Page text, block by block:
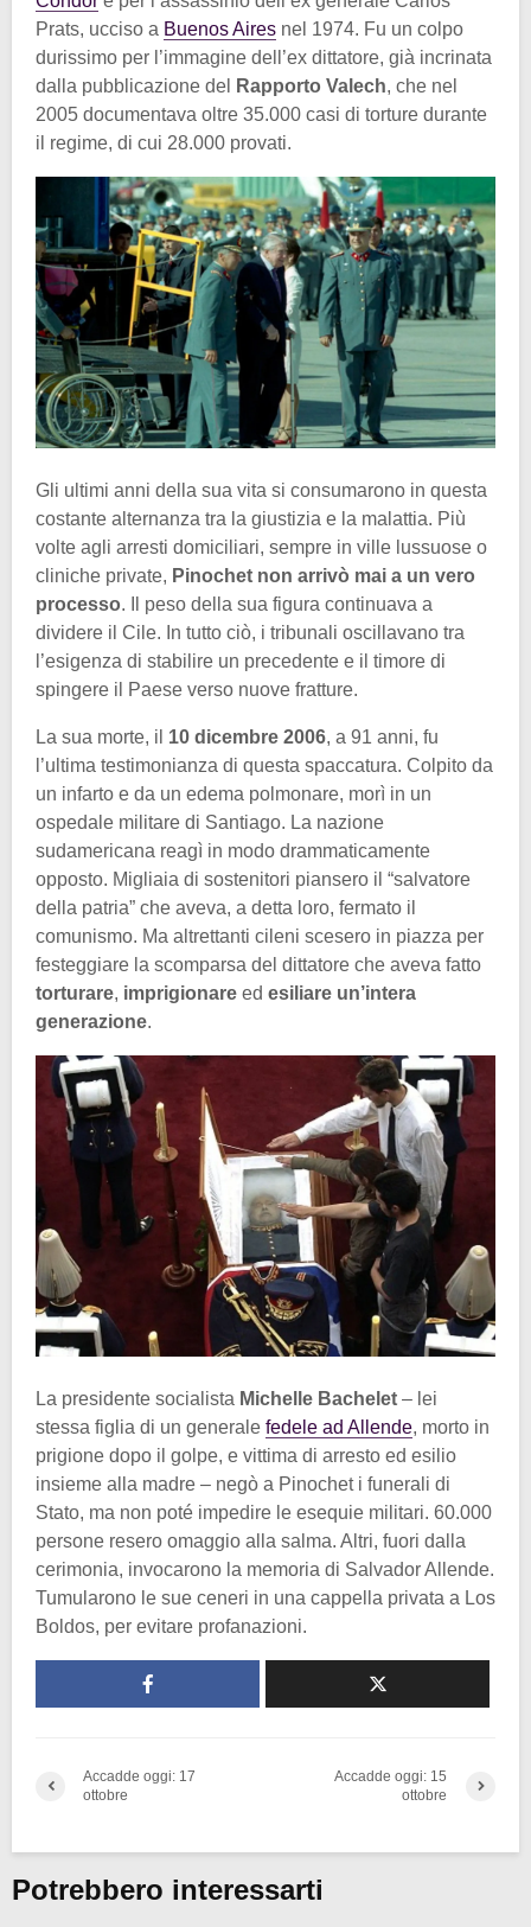
Prats, ucciso a Buenos Aires nel 1974. Fu un colpo
durissimo per l’immagine dell’ex dittatore, già incrinata
dalla pubblicazione del
Rapporto Valech, che nel
2005 documentava oltre 35.000 casi di torture durante
il regime, di cui 28.000 provati.
Gli ultimi anni della sua vita si consumarono in questa
costante alternanza tra la giustizia e la malattia. Più
volte agli arresti domiciliari, sempre in ville lussuose o
cliniche private, Pinochet non arrivò mai a un vero
processo. Il peso della sua figura continuava a
dividere il Cile. In tutto ciò, i tribunali oscillavano tra
l’esigenza di stabilire un precedente e il timore di
spingere il Paese verso nuove fratture.
La sua morte, il 10 dicembre 2006, a 91 anni, fu
l’ultima testimonianza di questa spaccatura. Colpito da
un infarto e da un edema polmonare, morì in un
ospedale militare di Santiago. La nazione
sudamericana reagì in modo drammaticamente
opposto. Migliaia di sostenitori piansero il “salvatore
della patria” che aveva, a detta loro, fermato il
comunismo. Ma altrettanti cileni scesero in piazza per
festeggiare la scomparsa del dittatore che aveva fatto
torturare, imprigionare ed esiliare un’intera
generazione.
La presidente socialista Michelle Bachelet – lei
stessa figlia di un generale fedele ad Allende, morto in
prigione dopo il golpe, e vittima di arresto ed esilio
insieme alla madre – negò a Pinochet i funerali di
Stato, ma non poté impedire le esequie militari. 60.000
persone resero omaggio alla salma. Altri, fuori dalla
cerimonia, invocarono la memoria di Salvador Allende.
Tumularono le sue ceneri in una cappella privata a Los
Boldos, per evitare profanazioni.
Accadde oggi: 17
ottobre
Accadde oggi: 15
ottobre
Potrebbero interessarti